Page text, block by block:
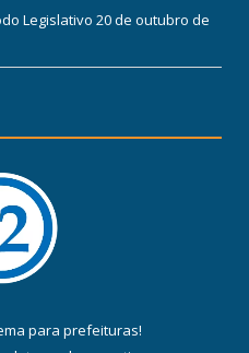
Legislativo 20 de outubro de
para prefeituras!